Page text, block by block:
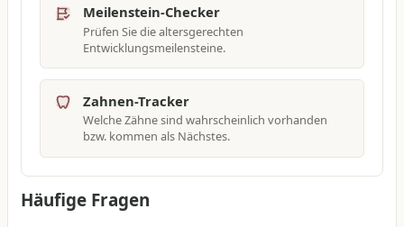
Meilenstein-Checker
Prüfen Sie die altersgerechten
Entwicklungsmeilensteine.
Zahnen-Tracker
Welche Zähne sind wahrscheinlich vorhanden
bzw. kommen als Nächstes.
Häufige Fragen